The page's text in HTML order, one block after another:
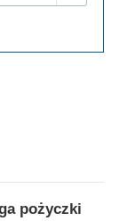
pożyczki